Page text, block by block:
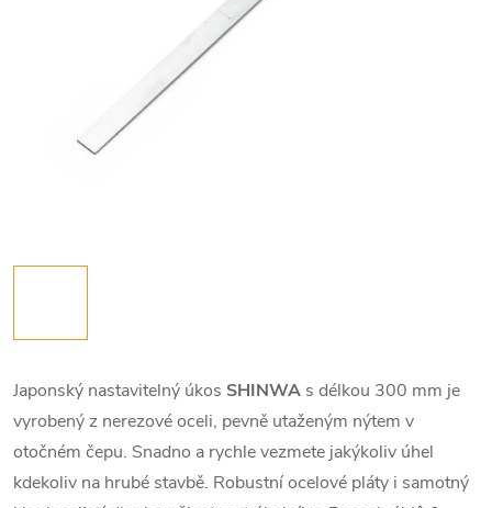
Japonský nastavitelný úkos SHINWA s délkou 300 mm je
vyrobený z nerezové oceli, pevně utaženým nýtem v
otočném čepu. Snadno a rychle vezmete jakýkoliv úhel
kdekoliv na hrubé stavbě. Robustní ocelové pláty i samotný